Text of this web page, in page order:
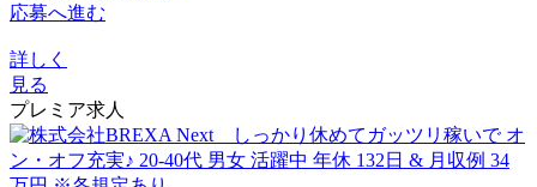
応募へ進む
詳しく
見る
プレミア求人